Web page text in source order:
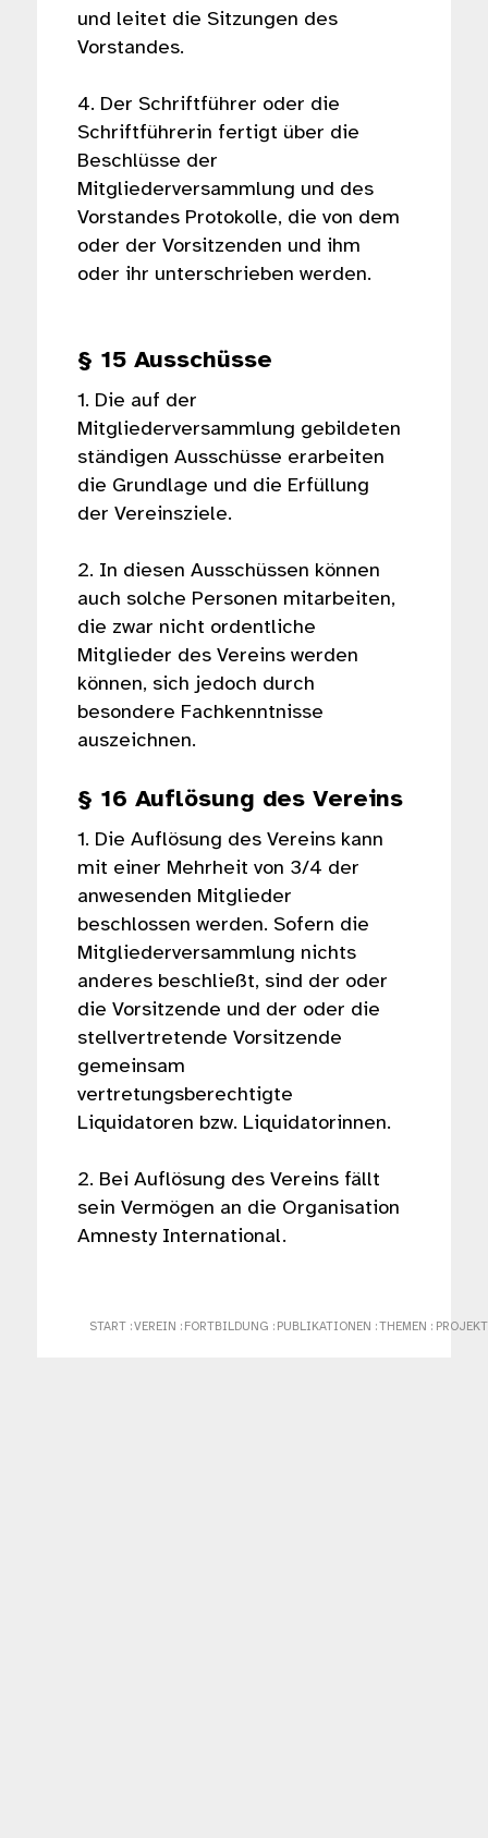
und leitet die Sitzungen des
Vorstandes.
4. Der Schriftführer oder die
Schriftführerin fertigt über die
Beschlüsse der
Mitgliederversammlung und des
Vorstandes Protokolle, die von dem
oder der Vorsitzenden und ihm
oder ihr unterschrieben werden.
§ 15 Ausschüsse
1. Die auf der
Mitgliederversammlung gebildeten
ständigen Ausschüsse erarbeiten
die Grundlage und die Erfüllung
der Vereinsziele.
2. In diesen Ausschüssen können
auch solche Personen mitarbeiten,
die zwar nicht ordentliche
Mitglieder des Vereins werden
können, sich jedoch durch
besondere Fachkenntnisse
auszeichnen.
§ 16 Auflösung des Vereins
1. Die Auflösung des Vereins kann
mit einer Mehrheit von 3/4 der
anwesenden Mitglieder
beschlossen werden. Sofern die
Mitgliederversammlung nichts
anderes beschließt, sind der oder
die Vorsitzende und der oder die
stellvertretende Vorsitzende
gemeinsam
vertretungsberechtigte
Liquidatoren bzw. Liquidatorinnen.
2. Bei Auflösung des Vereins fällt
sein Vermögen an die Organisation
Amnesty International.
START: VEREIN : FORTBILDUNG : PUBLIKATIONEN : THEMEN :